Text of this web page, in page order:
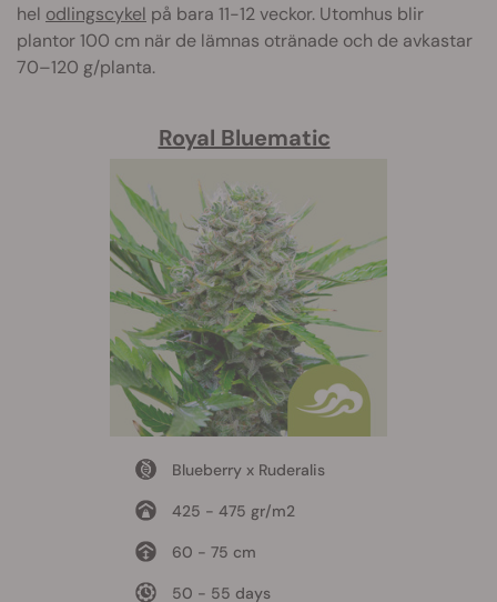
hel odlingscykel på bara 11-12 veckor. Utomhus blir
plantor 100 cm när de lämnas otränade och de avkastar
70–120 g/planta.
Royal Bluematic
Blueberry x Ruderalis
425 - 475 gr/m2
60 - 75 cm
50 - 55 days